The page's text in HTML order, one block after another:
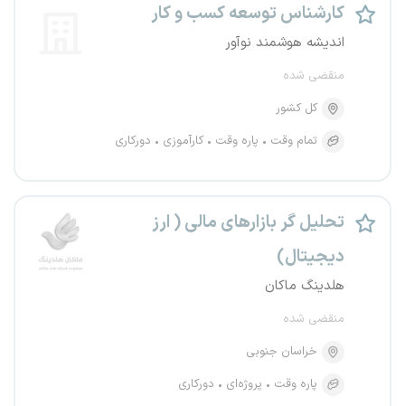
کارشناس توسعه کسب و کار
اندیشه هوشمند نوآور
منقضی شده
کل کشور
تمام وقت
پاره وقت کارآموزی دورکاری
تحلیل گر بازارهای مالی ( ارز
دیجیتال)
هلدینگ ماکان
منقضی شده
خراسان جنوبی
پاره وقت
پروژه‌ای دورکاری